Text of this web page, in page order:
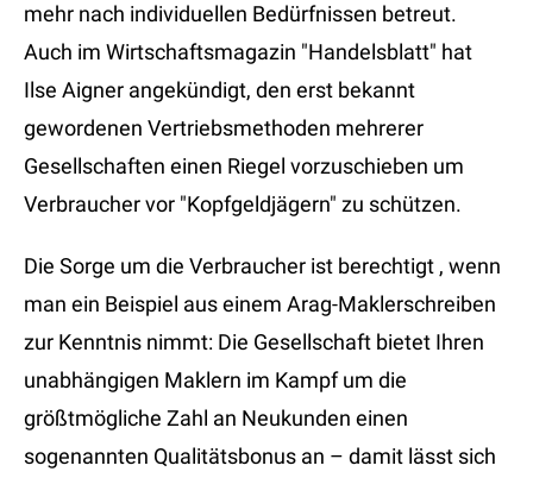
mehr nach individuellen Bedürfnissen betreut.
Auch im Wirtschaftsmagazin "Handelsblatt" hat
Ilse Aigner angekündigt, den erst bekannt
gewordenen Vertriebsmethoden mehrerer
Gesellschaften einen Riegel vorzuschieben um
Verbraucher vor "Kopfgeldjägern" zu schützen.
Die Sorge um die Verbraucher ist berechtigt , wenn
man ein Beispiel aus einem Arag-Maklerschreiben
zur Kenntnis nimmt: Die Gesellschaft bietet Ihren
unabhängigen Maklern im Kampf um die
größtmögliche Zahl an Neukunden einen
sogenannten Qualitätsbonus an – damit lässt sich